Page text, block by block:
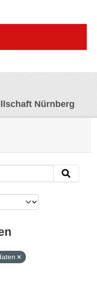
Nürnberg